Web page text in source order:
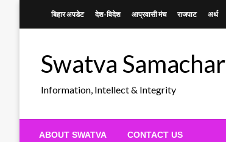
बिहार अपडेट देश-विदेश आप्रवासी मंच राजपाट अर्थ
Swatva Samachar
Information, Intellect & Integrity
ABOUT SWATVA CONTACT US